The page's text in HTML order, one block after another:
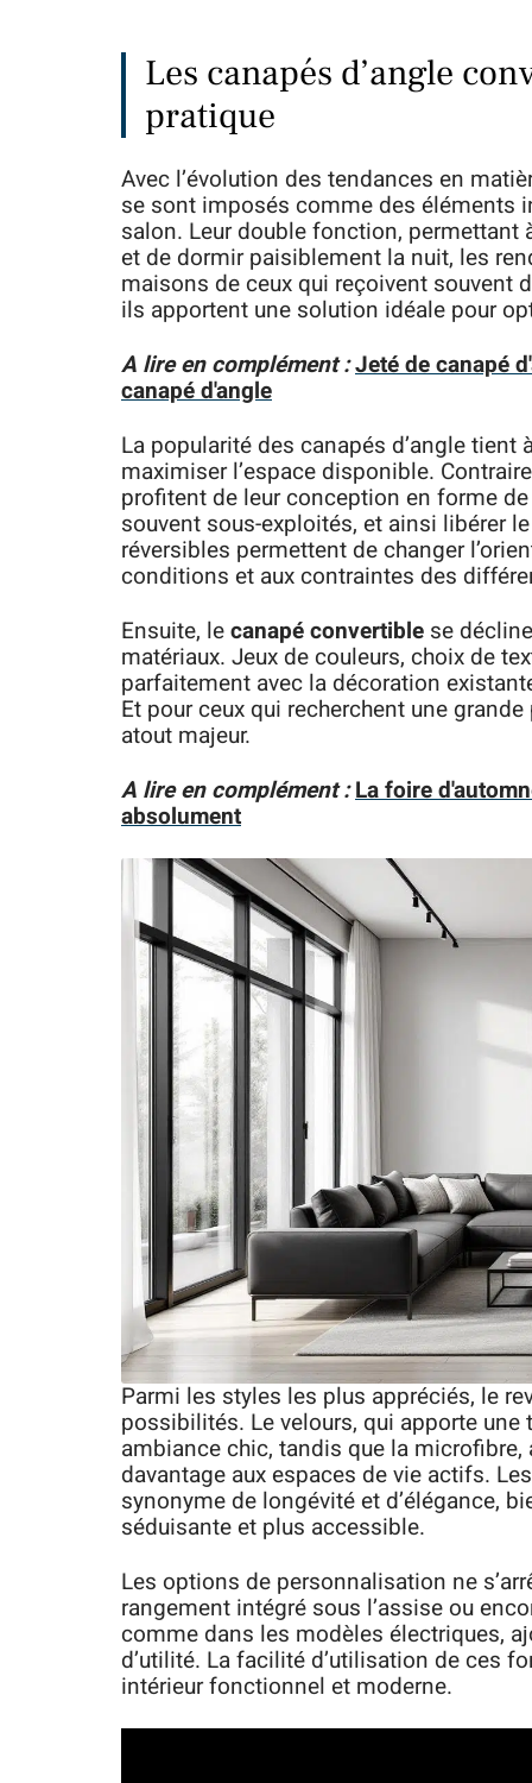
Les canapés d’angle
pratique
Avec l’évolution des tendances en
se sont imposés comme des éléments
salon. Leur double fonction, permettant
et de dormir paisiblement la nuit, les
maisons de ceux qui reçoivent souvent
ils apportent une solution idéale pour
A lire en complément :Jeté de canapé
canapé d'angle
La popularité des canapés d’angle
maximiser l’espace disponible.
profitent de leur conception en forme
souvent sous-exploités, et ainsi libérer
réversibles permettent de changer
conditions et aux contraintes des
Ensuite, lecanapé convertible se
matériaux. Jeux de couleurs, choix de
parfaitement avec la décoration
Et pour ceux qui recherchent une
atout majeur.
A lire en complément :La foire
absolument
Parmi les styles les plus appréciés, le
possibilités. Le velours, qui apporte
ambiance chic, tandis que la
davantage aux espaces de vie actifs.
synonyme de longévité et d’élégance,
séduisante et plus accessible.
Les options de personnalisation ne
rangement intégré sous l’assise ou
comme dans les modèles électriques,
d’utilité. La facilité d’utilisation de ces
intérieur fonctionnel et moderne.